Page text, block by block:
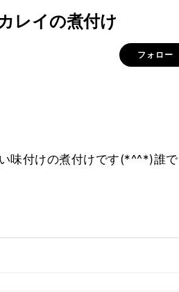
レイの煮付け
フォロー
味付けの煮付けです(*^^*)誰